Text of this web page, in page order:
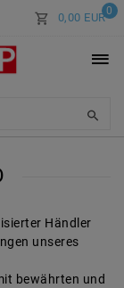
0
0,00 EUR
Händler
unseres
bewährten und